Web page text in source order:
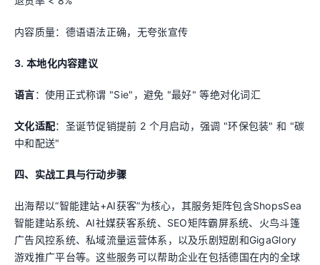
内容质量：德语语法正确，无夸张宣传
3. 本地化内容建议
语言：使用正式称谓 "Sie"，避免 "最好" 等绝对化词汇
文化适配：圣诞节促销提前 2 个月启动，强调 "环保包装" 和 "碳
中和配送"
四、实战工具与行动步骤
出海帮以“智能建站+AI获客”为核心，其服务矩阵包含ShopsSea
智能建站系统、AI社媒获客系统、SEO矩阵霸屏系统、火鸟斗篷
广告风控系统、私域流量运营体系，以及乐剧短剧和GigaGlory
游戏推广平台等。这些服务可以帮助企业在包括德国在内的全球